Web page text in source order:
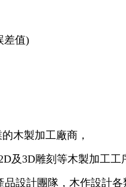
差值)
木製加工廠商，
及3D雕刻等木製加工工
設計團隊，木作設計各